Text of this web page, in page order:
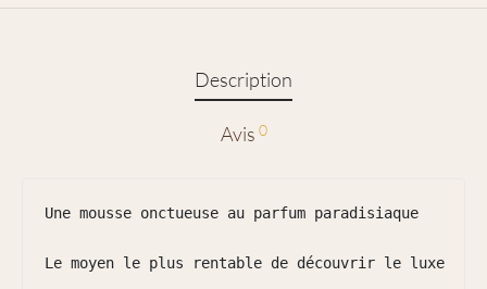
Description
Avis 0
Une mousse onctueuse au parfum paradisiaque
Le moyen le plus rentable de découvrir le luxe